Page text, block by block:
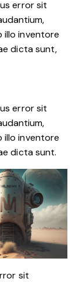
error sit
illo inventore
dicta sunt,
error sit
illo inventore
dicta sunt.
sit